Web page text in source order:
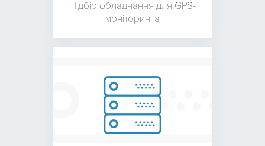
Підбір обладнання для GPS-
моніторинга